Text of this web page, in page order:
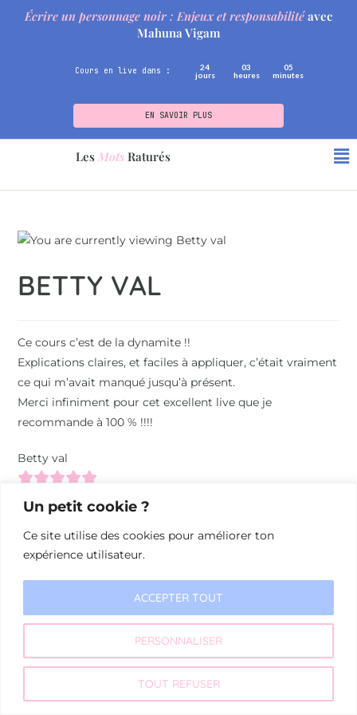
Un petit cookie ?
Ce site utilise des cookies pour améliorer ton
expérience utilisateur.
PERSONNALISER
TOUT REFUSER
ACCEPTER TOUT
Écrire un personnage noir : Enjeux et responsabilitéavec
Mahuna Vigam
Cours en live dans :
24
jours
03
heures
05
minutes
EN SAVOIR PLUS
Les Mots Raturés
BETTY VAL
Ce cours c’est de la dynamite !!
Explications claires, et faciles à appliquer, c’était vraiment
ce qui m’avait manqué jusqu’à présent.
Merci infiniment pour cet excellent live que je
recommande à 100 % !!!!
Betty val
© 2026 Les Mots Raturés